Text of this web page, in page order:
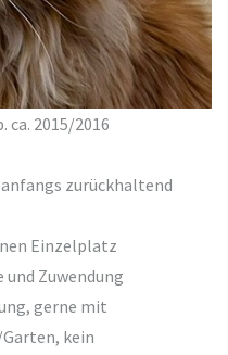
2015/2016
zurückhaltend
Einzelplatz
und Zuwendung
gerne mit
kein